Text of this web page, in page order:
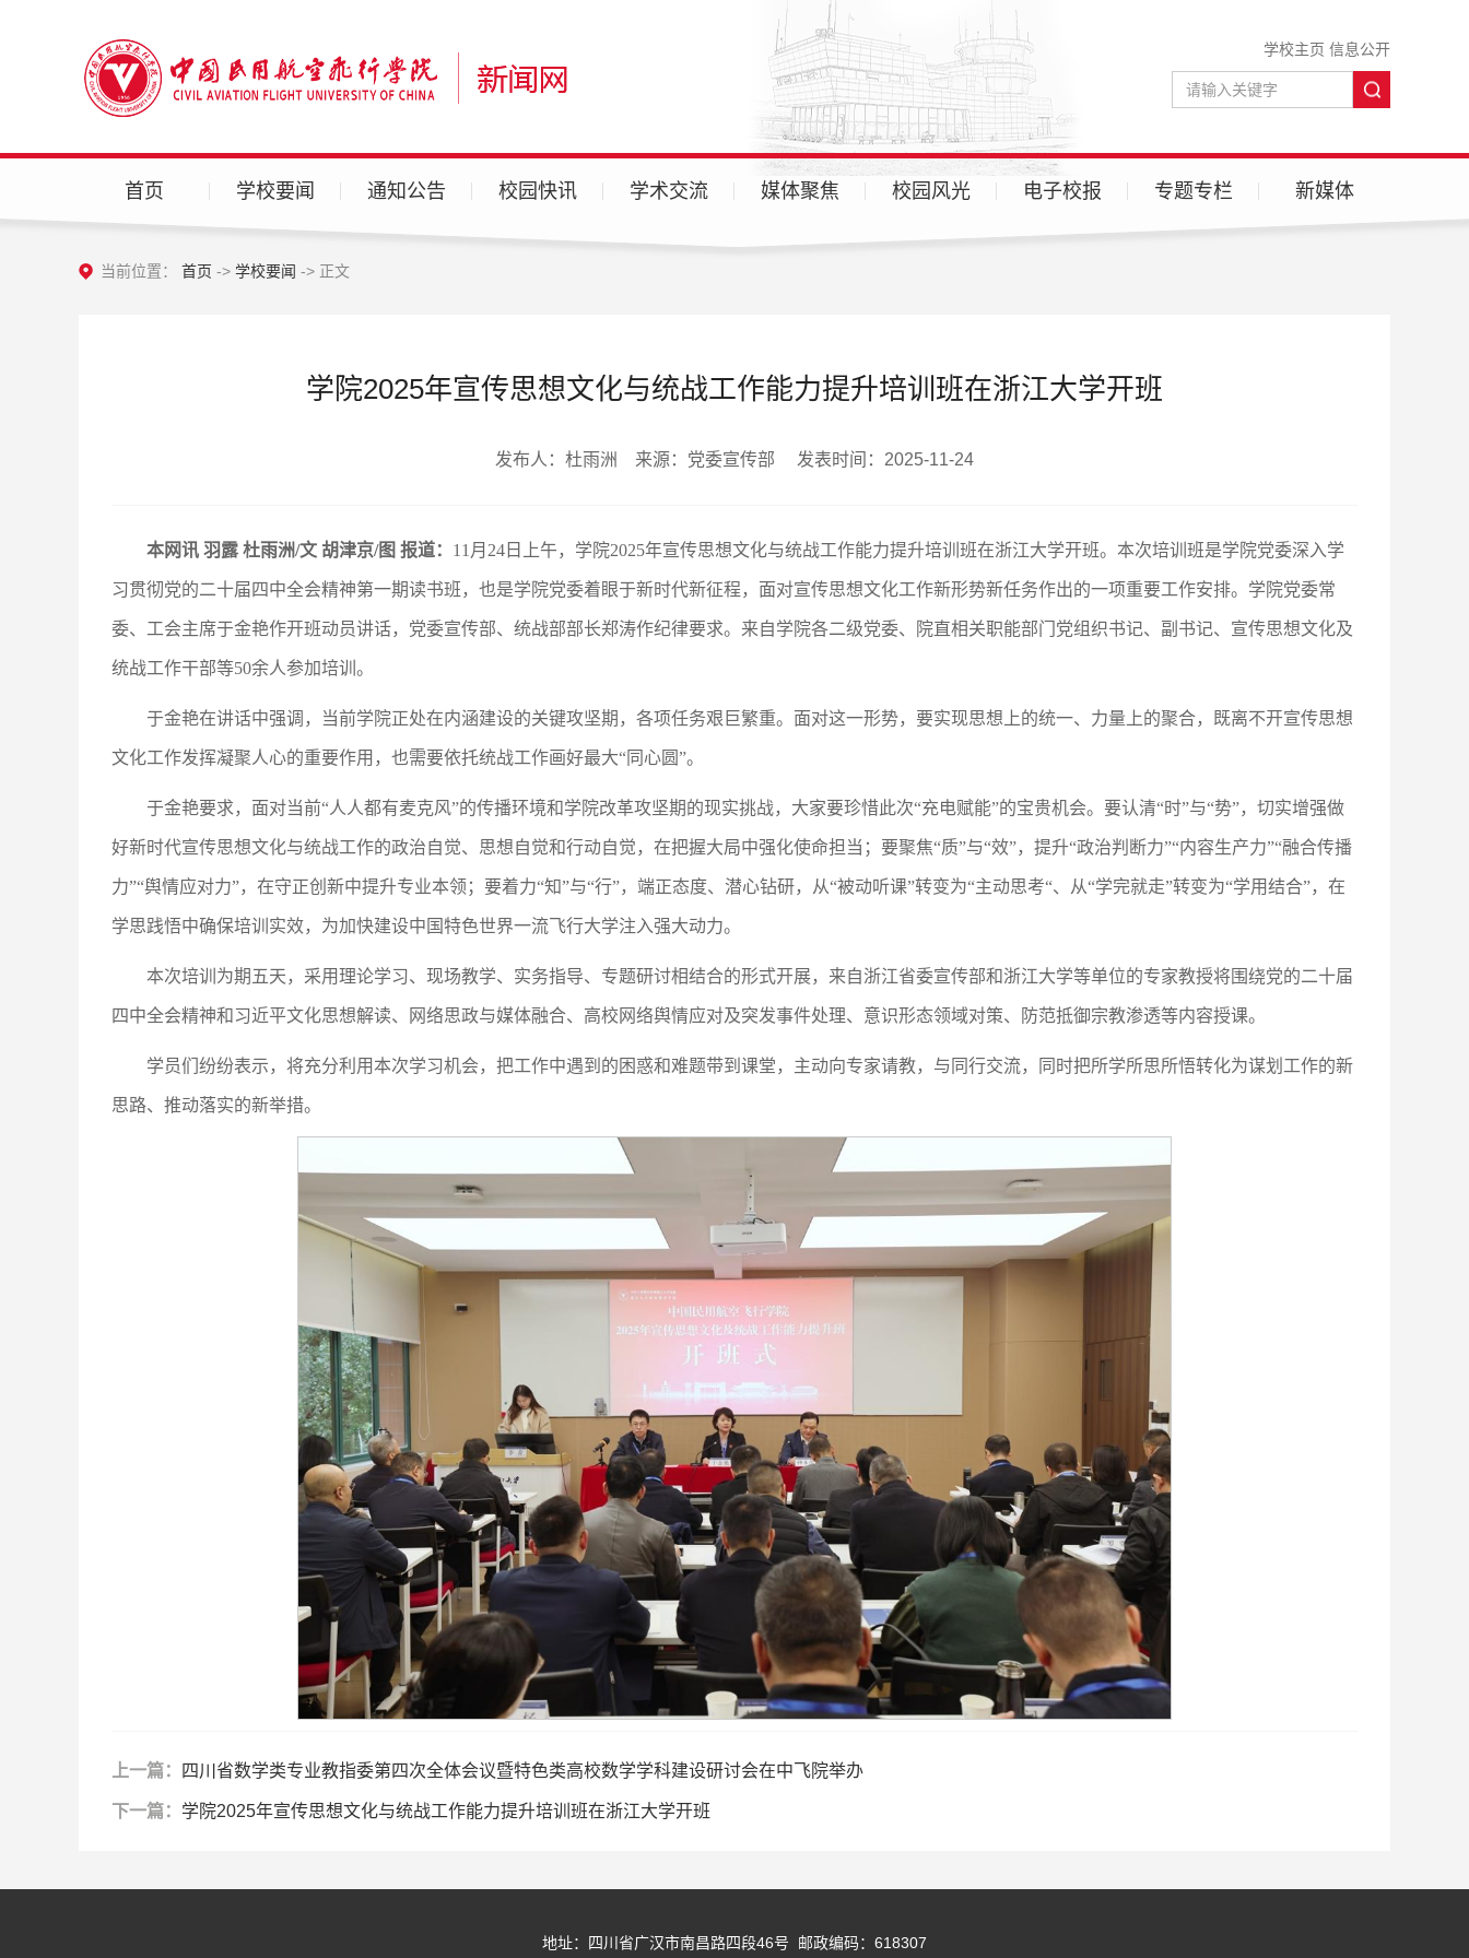
学校主页 信息公开
首页 学校要闻 通知公告 校园快讯 学术交流 媒体聚焦 校园风光 电子校报 专题专栏 新媒体
当前位置： 首页 -> 学校要闻 -> 正文
学院2025年宣传思想文化与统战工作能力提升培训班在浙江大学开班
发布人：杜雨洲 来源：党委宣传部 发表时间：2025-11-24
本网讯 羽露 杜雨洲/文 胡津京/图 报道： 11月24日上午，学院2025年宣传思想文化与统战工作能力提升培训班在浙江大学开班。本次培训班是学院党委深入学
习贯彻党的二十届四中全会精神第一期读书班，也是学院党委着眼于新时代新征程，面对宣传思想文化工作新形势新任务作出的一项重要工作安排。学院党委常
委、工会主席于金艳作开班动员讲话，党委宣传部、统战部部长郑涛作纪律要求。来自学院各二级党委、院直相关职能部门党组织书记、副书记、宣传思想文化及
统战工作干部等50余人参加培训。
于金艳在讲话中强调，当前学院正处在内涵建设的关键攻坚期，各项任务艰巨繁重。面对这一形势，要实现思想上的统一、力量上的聚合，既离不开宣传思想
文化工作发挥凝聚人心的重要作用，也需要依托统战工作画好最大“同心圆”。
于金艳要求，面对当前“人人都有麦克风”的传播环境和学院改革攻坚期的现实挑战，大家要珍惜此次“充电赋能”的宝贵机会。要认清“时”与“势”，切实增强做
好新时代宣传思想文化与统战工作的政治自觉、思想自觉和行动自觉，在把握大局中强化使命担当；要聚焦“质”与“效”，提升“政治判断力”“内容生产力”“融合传播
力”“舆情应对力”，在守正创新中提升专业本领；要着力“知”与“行”，端正态度、潜心钻研，从“被动听课”转变为“主动思考“、从“学完就走”转变为“学用结合”，在
学思践悟中确保培训实效，为加快建设中国特色世界一流飞行大学注入强大动力。
本次培训为期五天，采用理论学习、现场教学、实务指导、专题研讨相结合的形式开展，来自浙江省委宣传部和浙江大学等单位的专家教授将围绕党的二十届
四中全会精神和习近平文化思想解读、网络思政与媒体融合、高校网络舆情应对及突发事件处理、意识形态领域对策、防范抵御宗教渗透等内容授课。
学员们纷纷表示，将充分利用本次学习机会，把工作中遇到的困惑和难题带到课堂，主动向专家请教，与同行交流，同时把所学所思所悟转化为谋划工作的新
思路、推动落实的新举措。
上一篇： 四川省数学类专业教指委第四次全体会议暨特色类高校数学学科建设研讨会在中飞院举办
下一篇： 学院2025年宣传思想文化与统战工作能力提升培训班在浙江大学开班
地址：四川省广汉市南昌路四段46号 邮政编码：618307